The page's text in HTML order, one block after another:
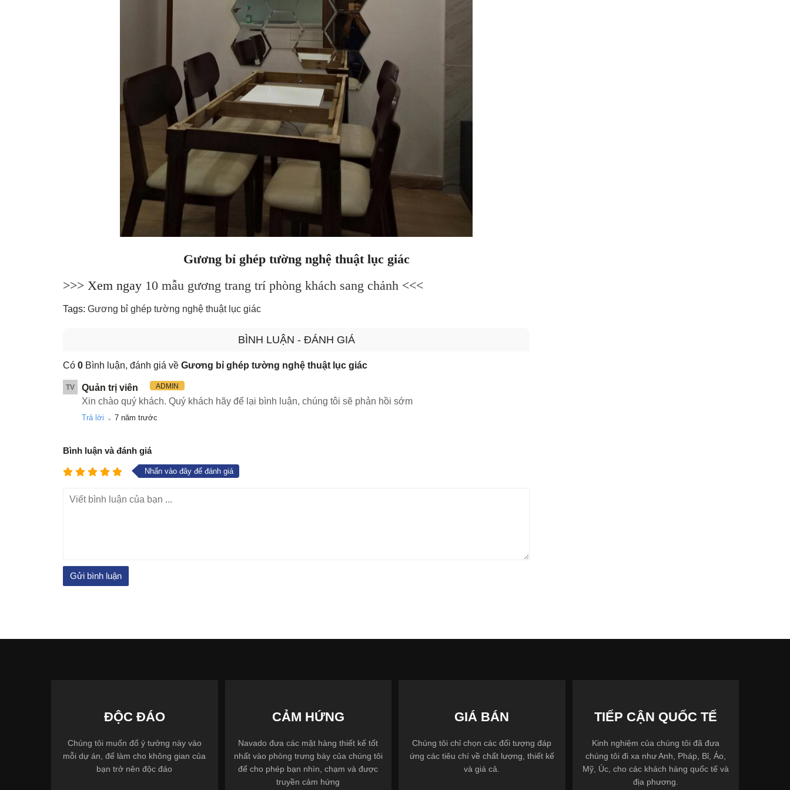
Gương bỉ ghép tường nghệ thuật lục giác
>>> Xem ngay 10 mẫu gương trang trí phòng khách sang chảnh <<<
Tags: Gương bỉ ghép tường nghệ thuật lục giác
BÌNH LUẬN - ĐÁNH GIÁ
Có 0 Bình luận, đánh giá về Gương bỉ ghép tường nghệ thuật lục giác
TV Quản trị viên ADMIN
Xin chào quý khách. Quý khách hãy để lại bình luận, chúng tôi sẽ phản hồi sớm
Trả lời . 7 năm trước
Bình luận và đánh giá
Nhấn vào đây để đánh giá
ĐỘC ĐÁO
Chúng tôi muốn đổ ý tưởng này vào
mỗi dự án, để làm cho không gian của
bạn trở nên độc đáo
CẢM HỨNG
Navado đưa các mặt hàng thiết kế tốt
nhất vào phòng trưng bày của chúng tôi
để cho phép bạn nhìn, chạm và được
truyền cảm hứng
GIÁ BÁN
Chúng tôi chỉ chọn các đối tượng đáp
ứng các tiêu chí về chất lượng, thiết kế
và giá cả.
TIẾP CẬN QUỐC TẾ
Kinh nghiệm của chúng tôi đã đưa
chúng tôi đi xa như Anh, Pháp, Bỉ, Áo,
Mỹ, Úc, cho các khách hàng quốc tế và
địa phương.